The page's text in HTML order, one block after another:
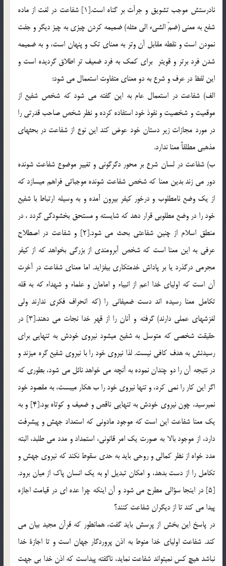
نادرستش موجب تشويق و جرأت بر گناه است.[1] شفاعت در لغت از ماده
شفع به معني (ضمّ الشيء الي مثله) ضميمه كردن چيزي به چيز ديگر و جفت
نمودن است و نقطه مقابل آن وتر به معناي تك و پنهان است، و به ضميمه
شدن فرد برتر و قويتر براي كمك به فرد ضعيف تر اطلاق گرديده است و
اين لفظ در عرف و شرع به دو معناي متفاوت استعمال مي شود:
الف) شفاعت در استعمال عام به اين گفته مي شود كه شخص شفيع از
موقعيت و شخصيت و نفوذ خود استفاده كرده و نظر شخص صاحب قدرتي را
در مورد مجازات زير دستان خود عوض كند اين نوع از شفاعت در بحثهاي
مذهبي مطلقاً معنا ندارد.
ب) شفاعت در لسان شرع بر محور دگرگوني و تغيير موضوع شفاعت شونده
دور مي زند بدين معنا که شخص شفاعت شونده موجباتي فراهم ميسازد كه
از يك وضع نامطلوب و درخور كيفر بيرون آمده و به وسيله ارتباط با شفيع
خود را در وضع مطلوبي قرار دهد كه شايسته و مستحق بخشودگي گردد ، در
منطق اسلام از چنين شفاعتي بحث مي شود.[2] و شفاعت در اصطلاح
عرفي به اين معنا است كه شخص آبرومندي از بزرگي بخواهد كه از كيفر
مجرمي درگذرد يا بر پاداش خدمتكاري بيفزايد. اما معناي شفاعت در آخرت
آن است كه اولياي خدا اعم از انبياء و امامان و علماء و شهداء كه به قله
تكامل معنا رسيده اند دست ضعيفاني را (كه انحراف فكري ندارند ولي
لغزشهاي عملي دارند) گرفته و آنان را از قهر خدا نجات مي دهند.[3] در
حقيقت شخصي كه متوسل به شفيع ميشود نيروي خودش به تنهايي براي
رسيدنش به هدف كافي نيست. لذا نيروي خود را با نيروي شفيع گره ميزند و
در نتيجه آن را دو چندان نموده به آنچه مي خواهد نائل مي شود، بطوري كه
اگر اين كار را نمي كرد، و تنها نيروي خود را ب هكار ميبست، به مقصود خود
نميرسيد، چون نيروي خودش به تنهايي ناقص و ضعيف و كوتاه بود.[4] و به
يك معنا شفاعت اين است كه موجود مادوني كه استعداد جهش و پيشرفت
دارد، از موجود بالا به صورت يك امر قانوني، استمداد و مدد مي طلبد، البته
مدد خواه از نظر كمالي و روحي بايد به حدي سقوط نكند كه نيروي جهش و
تكامل را از دست بدهد، و امكان تبديل او به يك انسان پاك از ميان برود.
[5] در اينجا سؤالي مطرح مي شود و آن اينكه چرا عده اي در قيامت اجازه
پيدا مي كند تا از ديگران شفاعت كنند؟
در پاسخ اين بخش از پرسش بايد گفت، همانطور كه قرآن مجيد بيان مي
كند. شفاعت اولياي خدا منوط به اذن پروردگار جهان است و تا اجازة خدا
نباشد هيچ كس نميتواند شفاعت نمايد، ناگفته پيداست كه اذن خدا بي جهت